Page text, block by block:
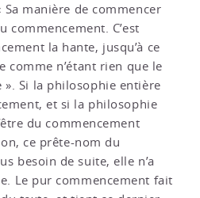
Sa manière de commencer
commencement. C’est
la hante, jusqu’à ce
comme n’étant rien que le
». Si la philosophie entière
et si la philosophie
du commencement
ce prête-nom du
besoin de suite, elle n’a
Le pur commencement fait